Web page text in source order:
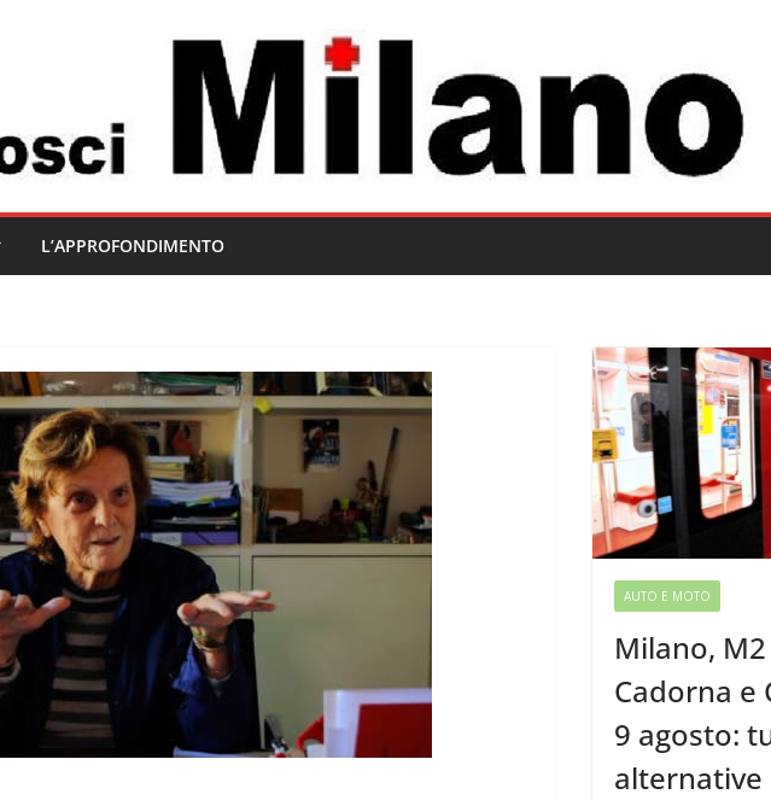
L’APPROFONDIMENTO
AUTO E MOTO
Milano,
Cadorna e
9 agosto: